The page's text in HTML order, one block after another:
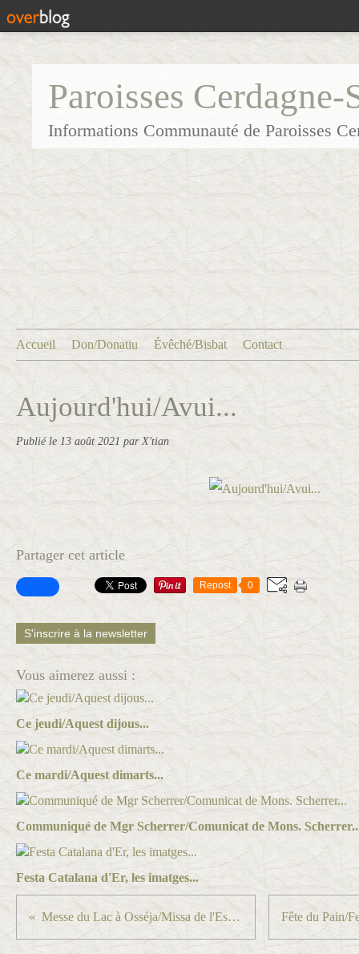
Paroisses
Informations Communauté de Paroisses
Accueil Don/Donatiu Évêché/Bisbat Contact
Aujourd'hui/Avui...
Publié le 13 août 2021 par X'tian
Partager cet article
Repost 0
S'inscrire à la newsletter
Vous aimerez aussi :
Ce jeudi/Aquest dijous...
Ce mardi/Aquest dimarts...
Communiqué de Mgr Scherrer/Comunicat de Mons.
Festa Catalana d'Er, les imatges...
Messe du Lac à Osséja/Missa de l'Estany a Oceja...